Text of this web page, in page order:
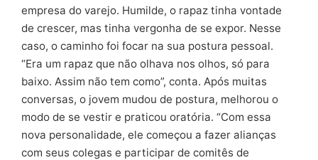
empresa do varejo. Humilde, o rapaz tinha vontade
de crescer, mas tinha vergonha de se expor. Nesse
caso, o caminho foi focar na sua postura pessoal.
“Era um rapaz que não olhava nos olhos, só para
baixo. Assim não tem como”, conta. Após muitas
conversas, o jovem mudou de postura, melhorou o
modo de se vestir e praticou oratória. “Com essa
nova personalidade, ele começou a fazer alianças
com seus colegas e participar de comitês de